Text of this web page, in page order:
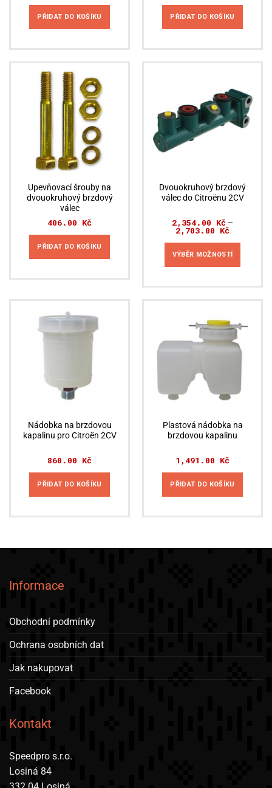
PŘIDAT DO KOŠÍKU PŘIDAT DO KOŠÍKU
Upevňovací šrouby na
dvouokruhový brzdový
válec
406.00 Kč
PŘIDAT DO KOŠÍKU
Dvouokruhový brzdový
válec do Citroënu 2CV
2,354.00 Kč –
2,703.00 Kč
2,354.00
až
VÝBĚR MOŽNOSTÍ
variant.
Možnosti
na
stránce
produktu
Nádobka na brzdovou
kapalinu pro Citroën 2CV
860.00 Kč
PŘIDAT DO KOŠÍKU
Plastová nádobka na
brzdovou kapalinu
1,491.00 Kč
PŘIDAT DO KOŠÍKU
Informace
Obchodní podmínky
Ochrana osobních dat
Jak nakupovat
Facebook
Kontakt
Speedpro s.r.o.
Losiná 84